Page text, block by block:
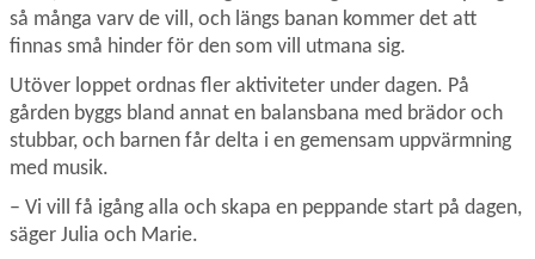
så många varv de vill, och längs banan kommer det att
finnas små hinder för den som vill utmana sig.
Utöver loppet ordnas fler aktiviteter under dagen. På
gården byggs bland annat en balansbana med brädor och
stubbar, och barnen får delta i en gemensam uppvärmning
med musik.
– Vi vill få igång alla och skapa en peppande start på dagen,
säger Julia och Marie.